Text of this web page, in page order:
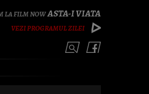
ASTA-I VIATA
VEZI PROGRAMUL ZILEI